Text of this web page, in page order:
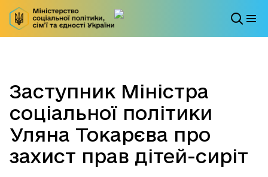
Заступник Міністра
соціальної політики
Уляна Токарєва про
захист прав дітей-сиріт